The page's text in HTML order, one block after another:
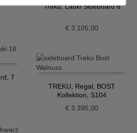
Treku, Lauki Sideboard 6
€ 3.105,00
7
TREKU, Regal, BOST
Kollektion, S104
€ 3.395,00